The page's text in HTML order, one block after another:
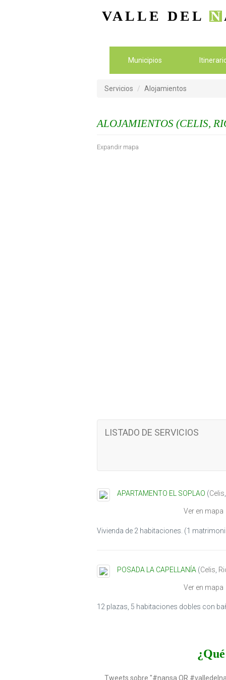
VALLE DEL N
Municipios
Servicios Alojamientos
ALOJAMIENTOS (CELIS,
Expandir mapa
LISTADO DE SERVICIOS
APARTAMENTO EL SOPLAO (Celis
Ver en mapa
Vivienda de 2 habitaciones. (1
POSADA LA CAPELLANÍA (Celis
Ver en mapa
12 plazas, 5 habitaciones dobles con
Tweets sobre "#nansa OR